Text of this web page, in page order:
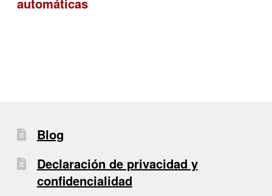
Blog
Declaración de privacidad y
confidencialidad